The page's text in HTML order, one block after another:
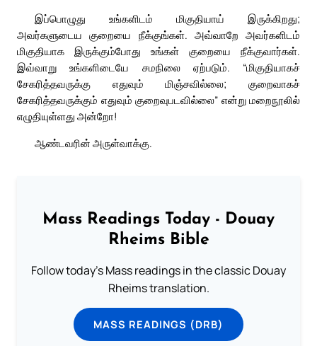
இப்பொழுது உங்களிடம் மிகுதியாய் இருக்கிறது;
அவர்களுடைய குறையை நீக்குங்கள். அவ்வாறே அவர்களிடம்
மிகுதியாக இருக்கும்போது உங்கள் குறையை நீக்குவார்கள்.
இவ்வாறு உங்களிடையே சமநிலை ஏற்படும். “மிகுதியாகச்
சேகரித்தவருக்கு எதுவும் மிஞ்சவில்லை; குறைவாகச்
சேகரித்தவருக்கும் எதுவும் குறைவுபடவில்லை” என்று மறைநூலில்
எழுதியுள்ளது அன்றோ!
ஆண்டவரின் அருள்வாக்கு.
Mass Readings Today - Douay
Rheims Bible
Follow today's Mass readings in the classic Douay
Rheims translation.
MASS READINGS (DRB)